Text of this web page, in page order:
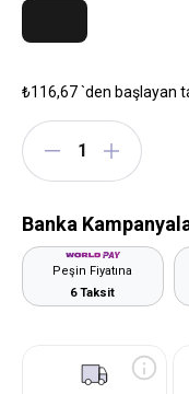
₺116,67`den başlayan
Banka
Peşin Fiyatına
6 Taksit